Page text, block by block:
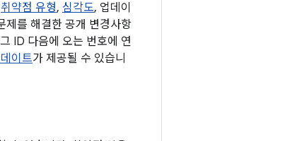
취약점 유형, 심각도, 업데이
제를 해결한 공개 변경사항
ID 다음에 오는 번호에 연
이트가 제공될 수 있습니